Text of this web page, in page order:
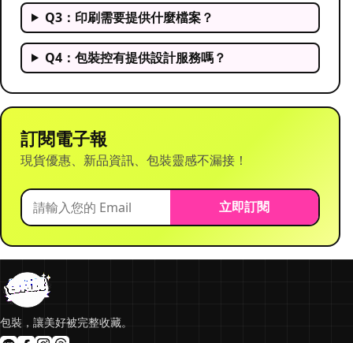
Q3：印刷需要提供什麼檔案？
Q4：包裝控有提供設計服務嗎？
訂閱電子報
現貨優惠、新品資訊、包裝靈感不漏接！
立即訂閱
包裝，讓美好被完整收藏。